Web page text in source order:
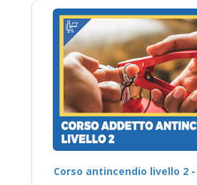
Corso antincendio livello 2